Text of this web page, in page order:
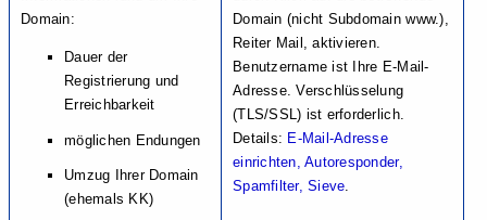
Domain:
Dauer der
Registrierung und
Erreichbarkeit
möglichen Endungen
Umzug Ihrer Domain
(ehemals KK)
Domain (nicht Subdomain www.),
Reiter Mail, aktivieren.
Benutzername ist Ihre E-Mail-
Adresse. Verschlüsselung
(TLS/SSL) ist erforderlich.
Details: E-Mail-Adresse
einrichten, Autoresponder,
Spamfilter, Sieve.